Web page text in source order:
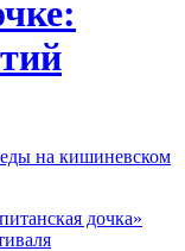
на кишиневском
дочка»